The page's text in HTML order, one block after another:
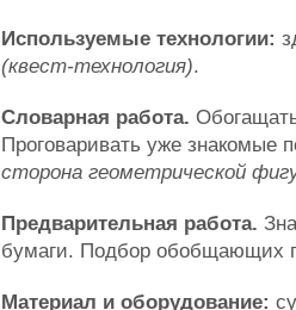
Используемые технологии:
(квест-технология).
Словарная работа.
Проговаривать уже знакомые
сторона геометрической
Предварительная работа.
бумаги. Подбор обобщающих
Материал и оборудование: